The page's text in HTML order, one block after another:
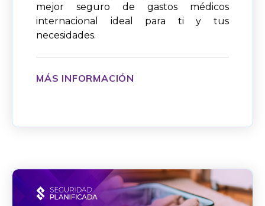
mejor seguro de gastos médicos
internacional ideal para ti y tus
necesidades.
MÁS INFORMACIÓN